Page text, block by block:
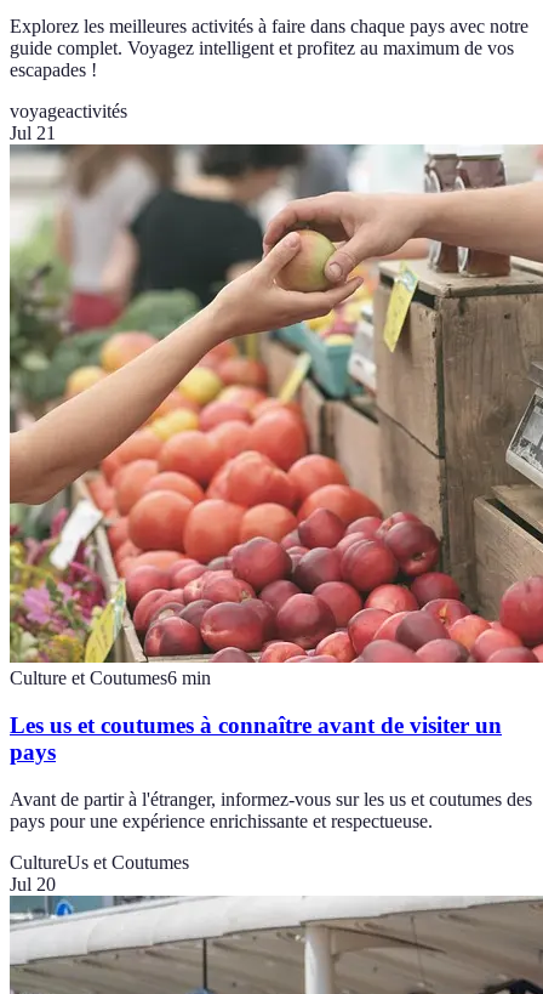
Explorez les meilleures activités à faire dans chaque pays avec notre
guide complet. Voyagez intelligent et profitez au maximum de vos
escapades !
voyageactivités
Jul 21
Culture et Coutumes6 min
Les us et coutumes à connaître avant de visiter un
pays
Avant de partir à l'étranger, informez-vous sur les us et coutumes des
pays pour une expérience enrichissante et respectueuse.
CultureUs et Coutumes
Jul 20